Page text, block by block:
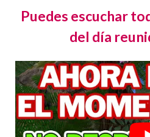
Puedes escuchar
del día